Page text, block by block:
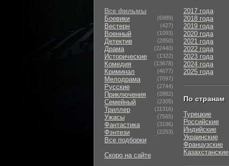
Все фильмы
Боевики
(6989)
Вестерн (427)
Военный (1093)
Детектив (2850)
Драма (22440)
Исторические (1322)
Комедия (13678)
Криминал (4677)
Мелодрама (7097)
Русские (2744)
Приключения (2882)
Семейный (2305)
Триллер (11316)
Ужасы (7565)
Фантастика (3196)
Фэнтези (2253)
Все подборки
Скоро на сайте
2017 года
2018 года
2019 года
2020 года
2021 года
2022 года
2023 года
2024 года
2025 года
По странам
Турецкие
Российские
Индийские
Украинские
Французские
Казахстанские